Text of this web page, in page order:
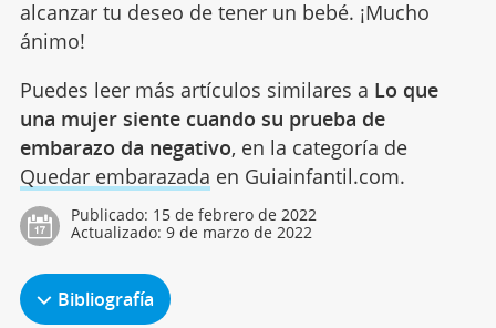
alcanzar tu deseo de tener un bebé. ¡Mucho
ánimo!
Puedes leer más artículos similares a Lo que
una mujer siente cuando su prueba de
embarazo da negativo, en la categoría de
Quedar embarazada en Guiainfantil.com.
Publicado: 15 de febrero de 2022
Actualizado: 9 de marzo de 2022
Bibliografía